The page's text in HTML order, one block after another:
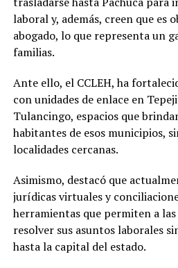
laboral y, además, creen que
abogado, lo que representa un
familias.
Ante ello, el CCLEH, ha
con unidades de enlace en
Tulancingo, espacios que
habitantes de esos municipios,
localidades cercanas.
Asimismo, destacó que
jurídicas virtuales y
herramientas que permiten a
resolver sus asuntos laborales
hasta la capital del estado.